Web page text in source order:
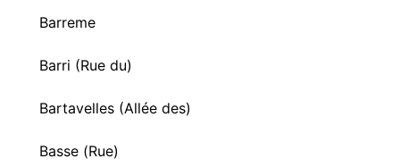
Barreme
Barri (Rue du)
Bartavelles (Allée des)
Basse (Rue)